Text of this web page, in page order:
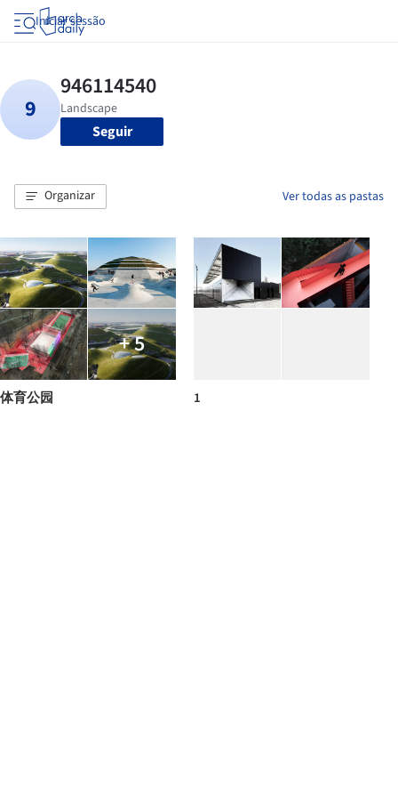
Iniciar sessão
Seguir
Organizar Ver todas as pastas
+ 5
体育公园 1